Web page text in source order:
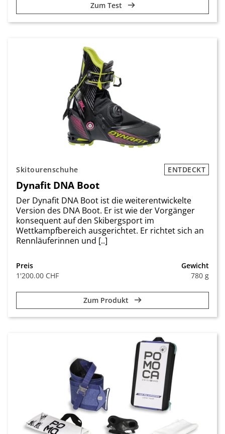
Zum Test
Skitourenschuhe ENTDECKT
Dynafit DNA Boot
Der Dynafit DNA Boot ist die weiterentwickelte
Version des DNA Boot. Er ist wie der Vorgänger
konsequent auf den Skibergsport im
Wettkampfbereich ausgerichtet. Er richtet sich an
Rennläuferinnen und [..]
Preis
1'200.00 CHF
Gewicht
780 g
Zum Produkt